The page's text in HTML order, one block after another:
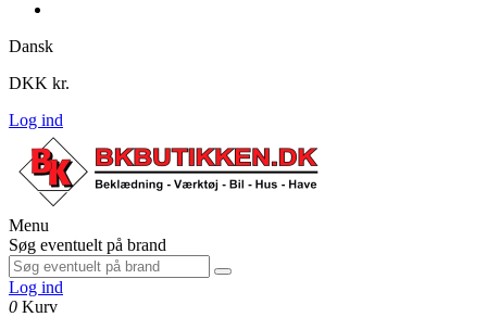
Dansk
DKK kr.
Log ind
Menu
Søg eventuelt på brand
Log ind
0 Kurv